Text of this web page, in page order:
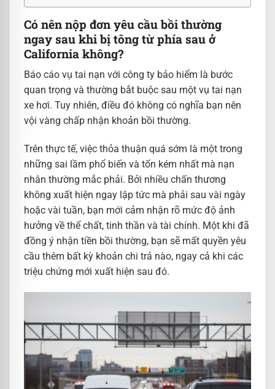
Có nên nộp đơn yêu cầu bồi thường
ngay sau khi bị tông từ phía sau ở
California không?
Báo cáo vụ tai nạn với công ty bảo hiểm là bước
quan trọng và thường bắt buộc sau một vụ tai nạn
xe hơi. Tuy nhiên, điều đó không có nghĩa bạn nên
vội vàng chấp nhận khoản bồi thường.
Trên thực tế, việc thỏa thuận quá sớm là một trong
những sai lầm phổ biến và tốn kém nhất mà nạn
nhân thường mắc phải. Bởi nhiều chấn thương
không xuất hiện ngay lập tức mà phải sau vài ngày
hoặc vài tuần, bạn mới cảm nhận rõ mức độ ảnh
hưởng về thể chất, tinh thần và tài chính. Một khi đã
đồng ý nhận tiền bồi thường, bạn sẽ mất quyền yêu
cầu thêm bất kỳ khoản chi trả nào, ngay cả khi các
triệu chứng mới xuất hiện sau đó.